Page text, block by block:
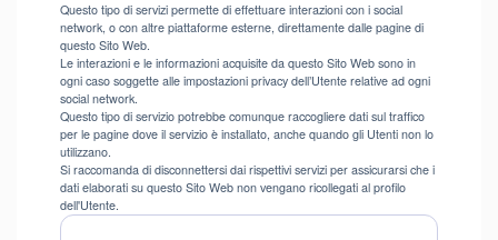
Questo tipo di servizi permette di effettuare interazioni con i social
network, o con altre piattaforme esterne, direttamente dalle pagine di
questo Sito Web.
Le interazioni e le informazioni acquisite da questo Sito Web sono in
ogni caso soggette alle impostazioni privacy dell’Utente relative ad ogni
social network.
Questo tipo di servizio potrebbe comunque raccogliere dati sul traffico
per le pagine dove il servizio è installato, anche quando gli Utenti non lo
utilizzano.
Si raccomanda di disconnettersi dai rispettivi servizi per assicurarsi che i
dati elaborati su questo Sito Web non vengano ricollegati al profilo
dell'Utente.